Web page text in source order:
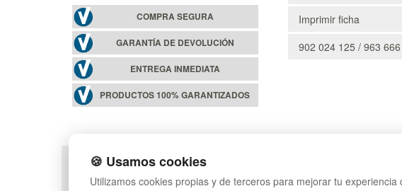
COMPRA SEGURA
GARANTÍA DE DEVOLUCIÓN
ENTREGA INMEDIATA
PRODUCTOS 100% GARANTIZADOS
Imprimir ficha
902 024 125 / 963 666
POLÍTICA DE PRIVACIDAD
CONDICIONES DE USO
PREGUNTAS FRECUENTES
🍪 Usamos cookies
Utilizamos cookies propias y de terceros para mejorar tu experiencia